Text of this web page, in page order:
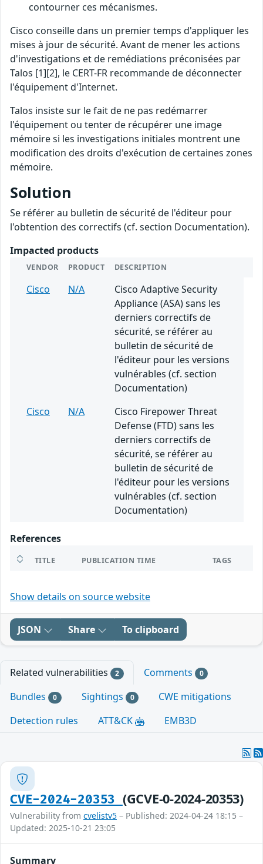
contourner ces mécanismes.
Cisco conseille dans un premier temps d'appliquer les
mises à jour de sécurité. Avant de mener les actions
d'investigations et de remédiations préconisées par
Talos [1][2], le CERT-FR recommande de déconnecter
l'équipement d'Internet.
Talos insiste sur le fait de ne pas redémarrer
l'équipement ou tenter de récupérer une image
mémoire si les investigations initiales montrent une
modification des droits d'exécution de certaines zones
mémoire.
Solution
Se référer au bulletin de sécurité de l'éditeur pour
l'obtention des correctifs (cf. section Documentation).
Impacted products
VENDOR PRODUCT DESCRIPTION
Cisco N/A
Cisco Adaptive Security
Appliance (ASA) sans les
derniers correctifs de
sécurité, se référer au
bulletin de sécurité de
l'éditeur pour les versions
vulnérables (cf. section
Documentation)
Cisco
N/A
Cisco Firepower Threat
Defense (FTD) sans les
derniers correctifs de
sécurité, se référer au
bulletin de sécurité de
l'éditeur pour les versions
vulnérables (cf. section
Documentation)
References
TITLE PUBLICATION TIME TAGS
Show details on source website
JSON Share To clipboard
Related vulnerabilities 2 Comments 0
Bundles 0 Sightings 0
CWE mitigations
Detection rules
ATT&CK EMB3D
CVE-2024-20353 (GCVE-0-2024-20353)
Vulnerability from cvelistv5 – Published: 2024-04-24 18:15 –
Updated: 2025-10-21 23:05
Summary